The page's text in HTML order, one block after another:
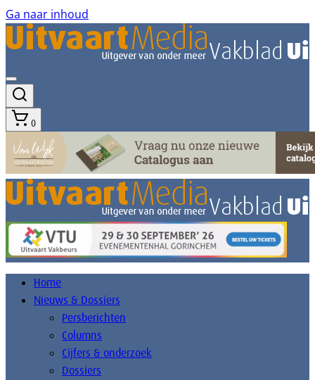
Ga naar inhoud
0
Home
Nieuws & Dossiers
Persberichten
Columns
Cijfers & onderzoek
Dossiers